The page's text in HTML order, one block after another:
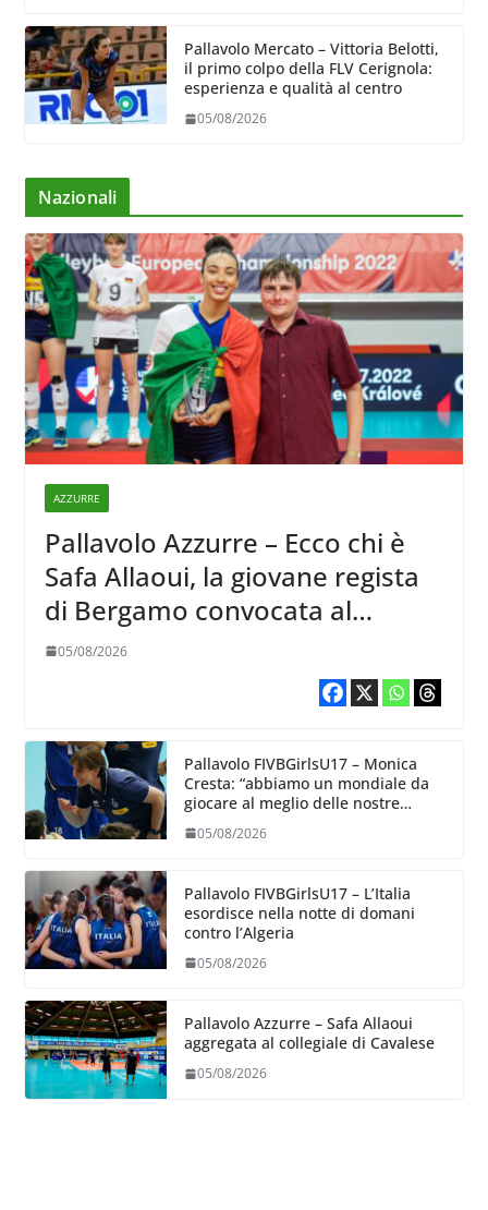
Pallavolo Mercato – Vittoria Belotti,
il primo colpo della FLV Cerignola:
esperienza e qualità al centro
05/08/2026
Nazionali
AZZURRE
Pallavolo Azzurre – Ecco chi è
Safa Allaoui, la giovane regista
di Bergamo convocata al
collegiale di Cavalese
05/08/2026
Pallavolo FIVBGirlsU17 – Monica
Cresta: “abbiamo un mondiale da
giocare al meglio delle nostre
05/08/2026
Pallavolo FIVBGirlsU17 – L’Italia
esordisce nella notte di domani
contro l’Algeria
05/08/2026
Pallavolo Azzurre – Safa Allaoui
aggregata al collegiale di Cavalese
05/08/2026